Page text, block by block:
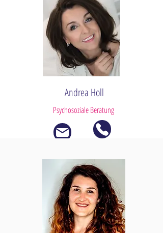
Andrea Holl
Psychosoziale Beratung
Theresa EICHINGER, MA